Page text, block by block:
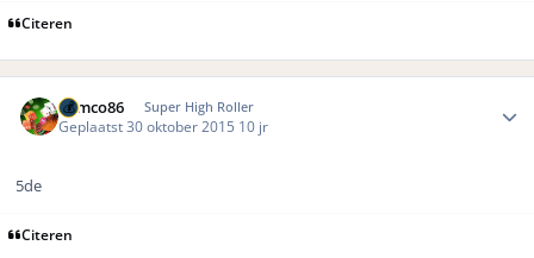
Citeren
Remco86 Super High Roller
Geplaatst30 oktober 2015 10 jr
5de
Citeren